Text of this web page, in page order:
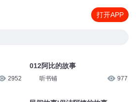
打开APP
2952
012阿比的故事
听书铺 977